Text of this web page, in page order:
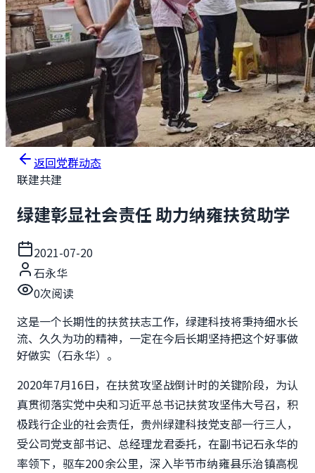
返回党群动态
联建共建
绿建彰显社会责任 助力纳雍扶贫助学
2021-07-20
石永华
0次阅读
这是一个长期性的扶贫扶志工作，绿建科技将秉持细水长
流、久久为功的精神，一定在今后长期坚持把这个好事做
好做实（石永华）。
2020年7月16日，在扶贫攻坚战倒计时的关键阶段，为认
真贯彻落实党中央和习近平总书记扶贫攻坚伟大号召，积
极践行企业的社会责任，贵州绿建科技党支部一行三人，
受公司党支部书记、总经理龙君委托，在副书记石永华的
率领下，驱车200余公里，深入毕节市纳雍县乐治镇高枧